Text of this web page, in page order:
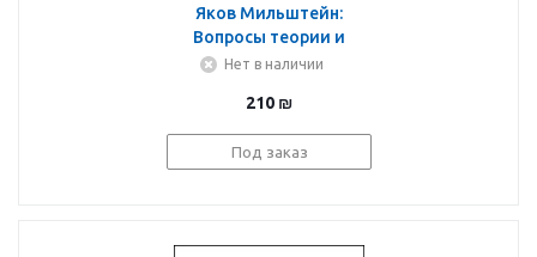
Яков Мильштейн:
Вопросы теории и
истории
Учебное пособие
Нет в наличии
210 ₪
Под заказ